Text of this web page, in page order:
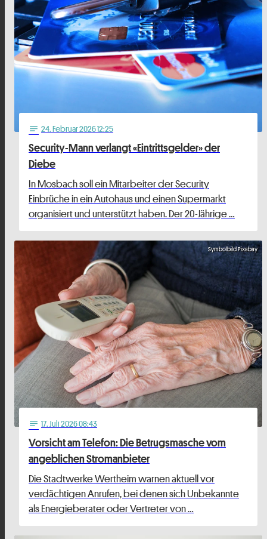
notes 24. Februar 2026 12:25
Security-Mann verlangt «Eintrittsgelder» der
Diebe
In Mosbach soll ein Mitarbeiter der Security
Einbrüche in ein Autohaus und einen Supermarkt
organisiert und unterstützt haben. Der 20-Jährige …
Symbolbild Pixabay
notes 17. Juli 2026 08:43
Vorsicht am Telefon: Die Betrugsmasche vom
angeblichen Stromanbieter
Die Stadtwerke Wertheim warnen aktuell vor
verdächtigen Anrufen, bei denen sich Unbekannte
als Energieberater oder Vertreter von …